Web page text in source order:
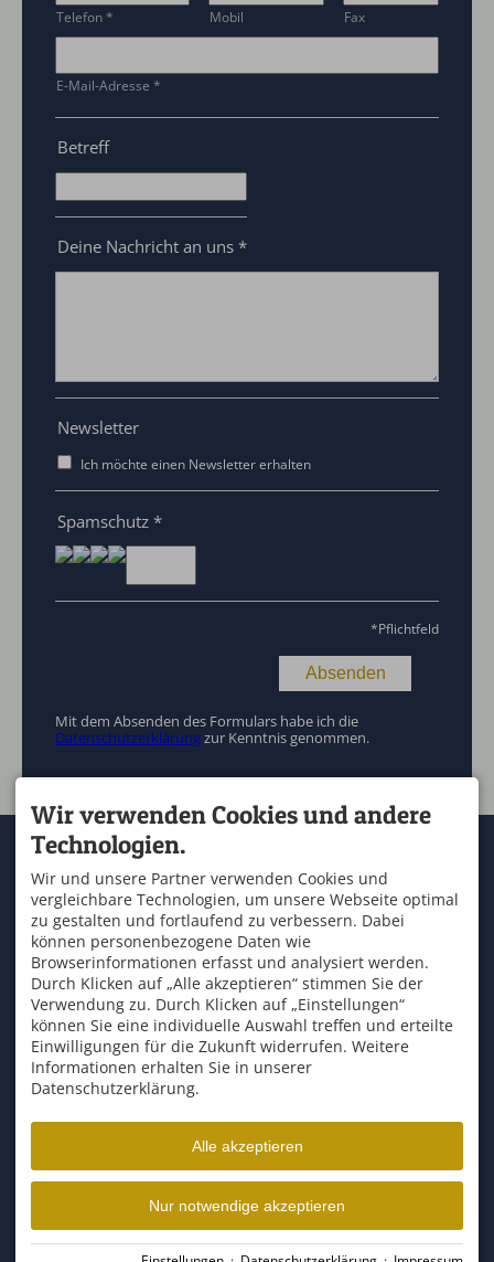
Telefon* Mobil Fax
E-Mail-Adresse *
Betreff
Deine Nachricht an uns*
Newsletter
Ich möchte einen Newsletter erhalten
Spamschutz*
*Pflichtfeld
Mit dem Absenden des Formulars habe ich die
Datenschutzerklärungzur Kenntnis genommen.
KONTAKT
ALLGÄU
An der Marienbrücke 2
87544 Blaichach
T. +49 8321 67 57 57
F. +49 8321 67 57 58
info@raftingzentrum.de
Kontakt & Anfahrt
Wetter
Schullandheim Allgäu
Newsletteranmeldung
Buchungsbedingungen
ÜBER UNS
Tripadvisor
ÖFFNUNGSZEITEN
Mo - So 13:00-17:00 und
09:00-12:00
DatenschutzBarrierefreiheit Vertrag widerrufen
Facebook Instagram YouTube
Wir verwenden Cookies und andere
Technologien.
Wir und unsere Partner verwenden Cookies und
vergleichbare Technologien, um unsere Webseite optimal
zu gestalten und fortlaufend zu verbessern. Dabei
können personenbezogene Daten wie
Browserinformationen erfasst und analysiert werden.
Durch Klicken auf „Alle akzeptieren“ stimmen Sie der
Verwendung zu. Durch Klicken auf „Einstellungen“
können Sie eine individuelle Auswahl treffen und erteilte
Einwilligungen für die Zukunft widerrufen. Weitere
Informationen erhalten Sie in unserer
Datenschutzerklärung.
Alle akzeptieren
Nur notwendige akzeptieren